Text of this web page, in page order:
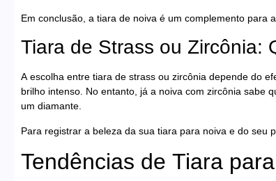
Em conclusão, a tiara de noiva é um complemento para
Tiara de Strass ou Zircônia:
A escolha entre tiara de strass ou zircônia depende do
brilho intenso. No entanto, já a noiva com zircônia sabe
um diamante.
Para registrar a beleza da sua tiara para noiva e do seu
Tendências de Tiara